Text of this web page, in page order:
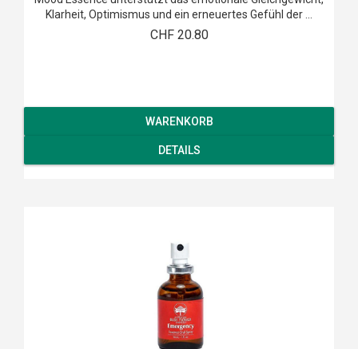
Klarheit, Optimismus und ein erneuertes Gefühl der ...
CHF 20.80
WARENKORB
DETAILS